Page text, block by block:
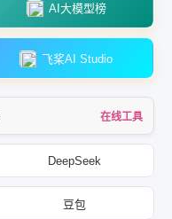
AI大模型榜
飞桨AI Studio
在线工具
DeepSeek
豆包